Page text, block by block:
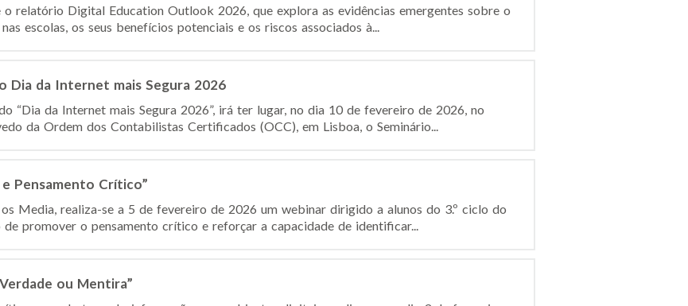
o relatório Digital Education Outlook 2026, que explora as evidências emergentes sobre o
escolas, os seus benefícios potenciais e os riscos associados à...
Dia da Internet mais Segura 2026
“Dia da Internet mais Segura 2026”, irá ter lugar, no dia 10 de fevereiro de 2026, no
da Ordem dos Contabilistas Certificados (OCC), em Lisboa, o Seminário...
Pensamento Crítico”
Media, realiza-se a 5 de fevereiro de 2026 um webinar dirigido a alunos do 3.º ciclo do
promover o pensamento crítico e reforçar a capacidade de identificar...
ou Mentira”